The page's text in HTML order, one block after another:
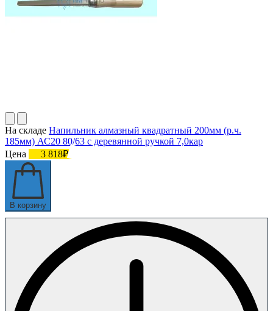
На складе Напильник алмазный квадратный 200мм (р.ч.
185мм) АС20 80/63 с деревянной ручкой 7,0кар
Цена
3 818₽
В корзину